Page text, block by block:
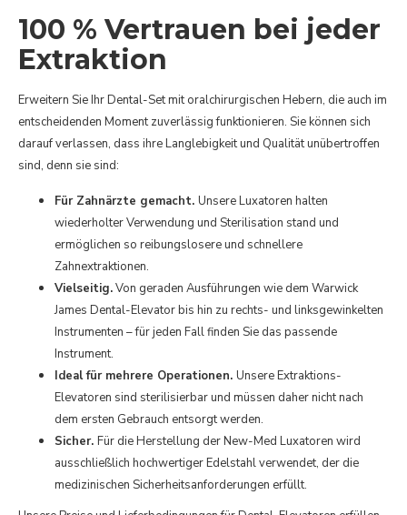
100 % Vertrauen bei jeder
Extraktion
Erweitern Sie Ihr Dental-Set mit oralchirurgischen Hebern, die auch im
entscheidenden Moment zuverlässig funktionieren. Sie können sich
darauf verlassen, dass ihre Langlebigkeit und Qualität unübertroffen
sind, denn sie sind:
Für Zahnärzte gemacht. Unsere Luxatoren halten
wiederholter Verwendung und Sterilisation stand und
ermöglichen so reibungslosere und schnellere
Zahnextraktionen.
Vielseitig.Von geraden Ausführungen wie dem Warwick
James Dental-Elevator bis hin zu rechts- und linksgewinkelten
Instrumenten – für jeden Fall finden Sie das passende
Instrument.
Ideal für mehrere Operationen. Unsere Extraktions-
Elevatoren sind sterilisierbar und müssen daher nicht nach
dem ersten Gebrauch entsorgt werden.
Sicher. Für die Herstellung der New-Med Luxatoren wird
ausschließlich hochwertiger Edelstahl verwendet, der die
medizinischen Sicherheitsanforderungen erfüllt.